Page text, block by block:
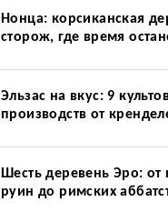
Нонца: корсиканская
сторож, где время
Эльзас на вкус: 9
производств от
Шесть деревень Эро: от
руин до римских